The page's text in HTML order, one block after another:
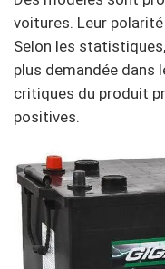
voitures. Leur
Selon les
plus demandée dans
critiques du produit
positives.